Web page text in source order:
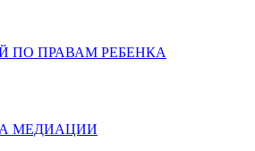
ПРАВАМ РЕБЕНКА
МЕДИАЦИИ